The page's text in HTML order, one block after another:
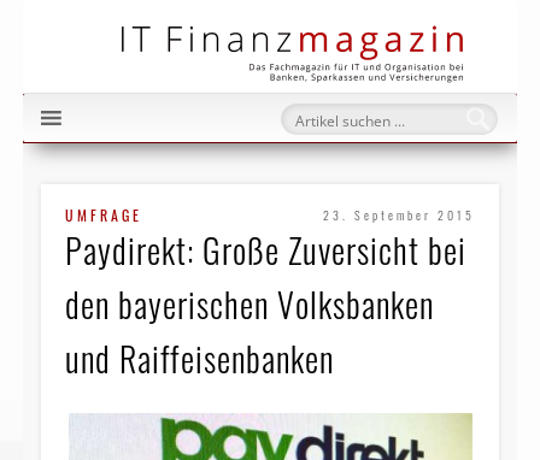
UMFRAGE 23. September 2015
Paydirekt: Große Zuversicht bei
den bayerischen Volksbanken
und Raiffeisenbanken